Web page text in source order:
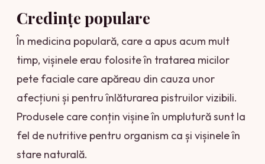
Credințe populare
În medicina populară, care a apus acum mult
timp, vișinele erau folosite în tratarea micilor
pete faciale care apăreau din cauza unor
afecțiuni și pentru înlăturarea pistruilor vizibili.
Produsele care conțin vișine în umplutură sunt la
fel de nutritive pentru organism ca și vișinele în
stare naturală.